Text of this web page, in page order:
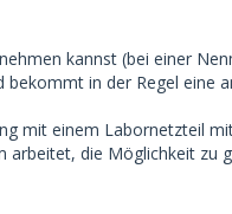
kannst (bei einer
in der Regel eine
mit einem Labornetzteil
die Möglichkeit zu